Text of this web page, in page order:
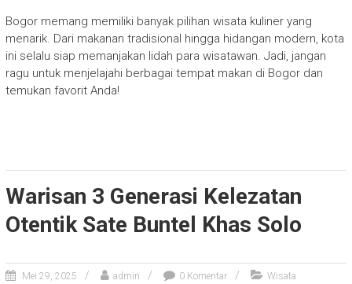
Bogor memang memiliki banyak pilihan wisata kuliner yang
menarik. Dari makanan tradisional hingga hidangan modern, kota
ini selalu siap memanjakan lidah para wisatawan. Jadi, jangan
ragu untuk menjelajahi berbagai tempat makan di Bogor dan
temukan favorit Anda!
Warisan 3 Generasi Kelezatan
Otentik Sate Buntel Khas Solo
Mei 29, 2025 admin 0 Komentar Wisata